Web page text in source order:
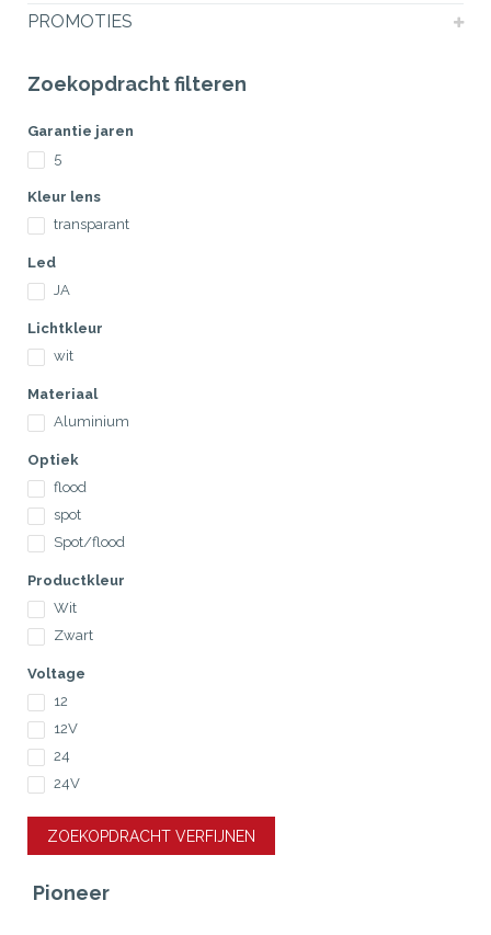
PROMOTIES
Zoekopdracht filteren
Garantie jaren
5
Kleur lens
transparant
Led
JA
Lichtkleur
wit
Materiaal
Aluminium
Optiek
flood
spot
Spot/flood
Productkleur
Wit
Zwart
Voltage
12
12V
24
24V
ZOEKOPDRACHT VERFIJNEN
Pioneer